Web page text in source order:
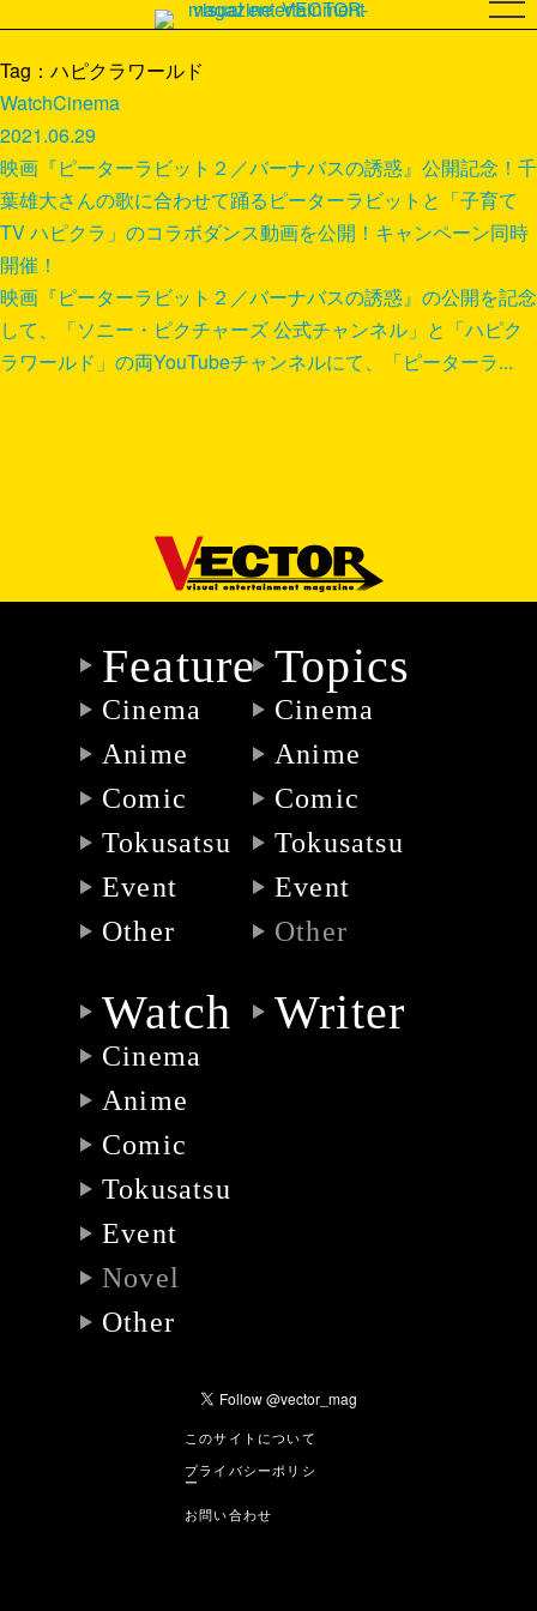
Tag：ハピクラワールド
WatchCinema
2021.06.29
映画『ピーターラビット２／バーナバスの誘惑』公開記念！千
葉雄大さんの歌に合わせて踊るピーターラビットと「子育て
TV ハピクラ」のコラボダンス動画を公開！キャンペーン同時
開催！
映画『ピーターラビット２／バーナバスの誘惑』の公開を記念
して、「ソニー・ピクチャーズ 公式チャンネル」と「ハピク
ラワールド」の両YouTubeチャンネルにて、「ピーターラ...
Feature
Cinema
Anime
Comic
Tokusatsu
Event
Other
Topics
Cinema
Anime
Comic
Tokusatsu
Event
Other
Watch
Cinema
Anime
Comic
Tokusatsu
Event
Novel
Other
Writer
このサイトについて
プライバシーポリシ
ー
お問い合わせ